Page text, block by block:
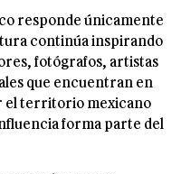
responde únicamente
continúa inspirando
fotógrafos, artistas
que encuentran en
el territorio mexicano
forma parte del